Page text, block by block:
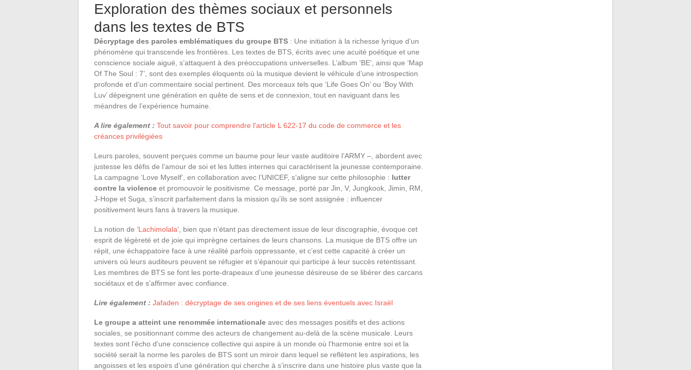
Exploration des thèmes sociaux et personnels
dans les textes de BTS
Décryptage des paroles emblématiques du groupe BTS : Une initiation à la richesse lyrique d’un
phénomène qui transcende les frontières. Les textes de BTS, écrits avec une acuité poétique et une
conscience sociale aiguë, s’attaquent à des préoccupations universelles. L’album ‘BE’, ainsi que ‘Map
Of The Soul : 7’, sont des exemples éloquents où la musique devient le véhicule d’une introspection
profonde et d’un commentaire social pertinent. Des morceaux tels que ‘Life Goes On’ ou ‘Boy With
Luv’ dépeignent une génération en quête de sens et de connexion, tout en naviguant dans les
méandres de l’expérience humaine.
A lire également : Tout savoir pour comprendre l'article L 622-17 du code de commerce et les
créances privilégiées
Leurs paroles, souvent perçues comme un baume pour leur vaste auditoire l’ARMY –, abordent avec
justesse les défis de l’amour de soi et les luttes internes qui caractérisent la jeunesse contemporaine.
La campagne ‘Love Myself’, en collaboration avec l’UNICEF, s’aligne sur cette philosophie : lutter
contre la violence et promouvoir le positivisme. Ce message, porté par Jin, V, Jungkook, Jimin, RM,
J-Hope et Suga, s’inscrit parfaitement dans la mission qu’ils se sont assignée : influencer
positivement leurs fans à travers la musique.
La notion de ‘Lachimolala‘, bien que n’étant pas directement issue de leur discographie, évoque cet
esprit de légèreté et de joie qui imprègne certaines de leurs chansons. La musique de BTS offre un
répit, une échappatoire face à une réalité parfois oppressante, et c’est cette capacité à créer un
univers où leurs auditeurs peuvent se réfugier et s’épanouir qui participe à leur succès retentissant.
Les membres de BTS se font les porte-drapeaux d’une jeunesse désireuse de se libérer des carcans
sociétaux et de s’affirmer avec confiance.
Lire également : Jafaden : décryptage de ses origines et de ses liens éventuels avec Israël
Le groupe a atteint une renommée internationale avec des messages positifs et des actions
sociales, se positionnant comme des acteurs de changement au-delà de la scène musicale. Leurs
textes sont l’écho d’une conscience collective qui aspire à un monde où l’harmonie entre soi et la
société serait la norme les paroles de BTS sont un miroir dans lequel se reflètent les aspirations, les
angoisses et les espoirs d’une génération qui cherche à s’inscrire dans une histoire plus vaste que la